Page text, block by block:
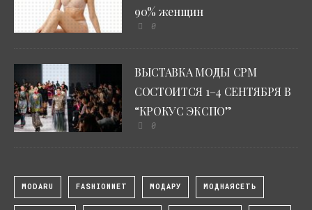
90% женщин
0
ВЫСТАВКА МОДЫ CPM
СОСТОИТСЯ 1–4 СЕНТЯБРЯ В
“КРОКУС ЭКСПО”
0
MODARU FASHIONNET МОДАРУ МОДНАЯСЕТЬ